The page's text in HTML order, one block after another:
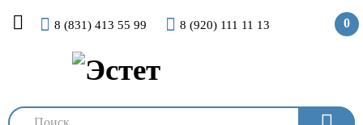
8 (831) 413 55 99 8 (920) 111 11 13 0